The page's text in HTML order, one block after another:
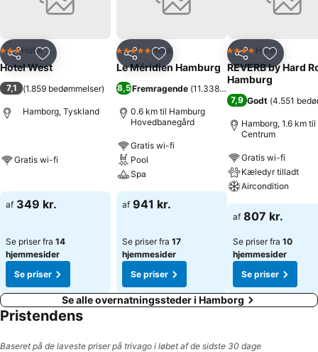
Del Føj til favoritter
3 Stjerner
Hotel
Hotel West
7,1 (1.859 bedømmelser)
Hamborg, Tyskland
Gratis wi-fi
af 349 kr.
Se priser fra 14
hjemmesider
Se priser
Del Føj til favoritter
5 StjernerHotel
Le Méridien Hamburg
8,5Fremragende (11.338 bedømmelser
0.6 km til Hamburg
Hovedbanegård
Gratis wi-fi
Pool
Spa
af 941 kr.
Se priser fra 17
hjemmesider
Se priser
Del Føj til
4 StjernerHotel
REVERB by Hard
Hamburg
7,9 Godt (4.551
Hamborg, 1.6 km til
Centrum
Gratis wi-fi
Kæledyr tilladt
Aircondition
af 807 kr.
Se priser fra 10
hjemmesider
Se priser
Se alle overnatningssteder i Hamborg
Pristendens
Baseret på de laveste priser på trivago i løbet af de sidste 30 dage